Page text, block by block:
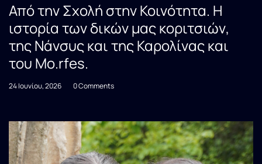
Από την Σχολή στην Κοινότητα. Η
ιστορία των δικών μας κοριτσιών,
της Νάνσυς και της Καρολίνας και
του Mo.rfes.
24 Ιουνίου, 2026 0 Comments